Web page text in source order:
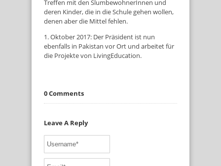
Treffen mit den SlumbewohnerInnen und
deren Kinder, die in die Schule gehen wollen,
denen aber die Mittel fehlen.
1. Oktober 2017: Der Präsident ist nun
ebenfalls in Pakistan vor Ort und arbeitet für
die Projekte von LivingEducation.
0 Comments
Leave A Reply